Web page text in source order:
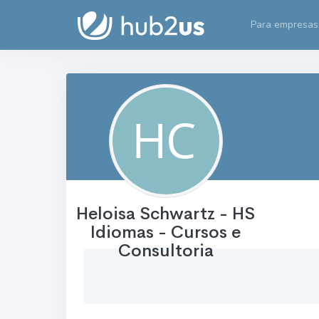
Para empresas
Heloisa Schwartz - HS
Idiomas - Cursos e
Consultoria